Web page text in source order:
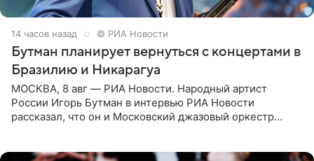
14 часов назад © РИА Новости
Бутман планирует вернуться с концертами в
Бразилию и Никарагуа
МОСКВА, 8 авг — РИА Новости. Народный артист
России Игорь Бутман в интервью РИА Новости
рассказал, что он и Московский джазовый оркестр